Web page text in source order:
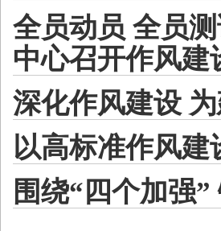
全员动员 全员
中心召开作风建
深化作风建设
以高标准作风
围绕“四个加强